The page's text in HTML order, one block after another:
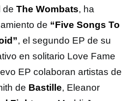
de The Wombats, ha
de “Five Songs To
, el segundo EP de su
en solitario Love Fame
EP colaboran artistas de
de Bastille, Eleanor